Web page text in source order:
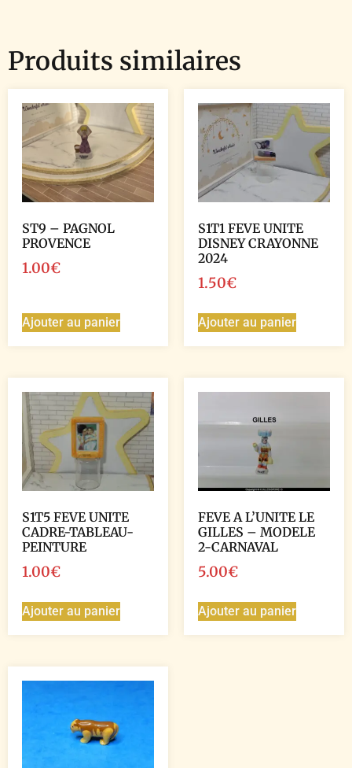
Produits similaires
ST9 – PAGNOL
PROVENCE
1.00€
Ajouter au panier
S1T1 FEVE UNITE
DISNEY CRAYONNE
2024
1.50€
Ajouter au panier
S1T5 FEVE UNITE
CADRE-TABLEAU-
PEINTURE
1.00€
Ajouter au panier
FEVE A L’UNITE LE
GILLES – MODELE
2-CARNAVAL
5.00€
Ajouter au panier